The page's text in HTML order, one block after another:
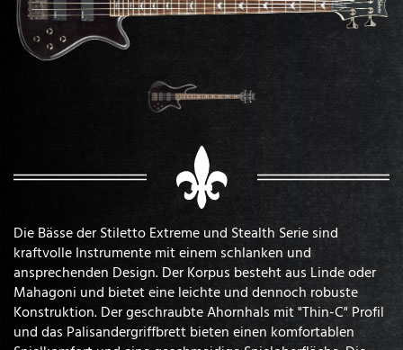
Die Bässe der Stiletto Extreme und Stealth Serie sind
kraftvolle Instrumente mit einem schlanken und
ansprechenden Design. Der Korpus besteht aus Linde oder
Mahagoni und bietet eine leichte und dennoch robuste
Konstruktion. Der geschraubte Ahornhals mit "Thin-C" Profil
und das Palisandergriffbrett bieten einen komfortablen